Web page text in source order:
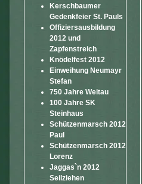
Kerschbaumer
Gedenkfeier St. Pauls
Offiziersausbildung
2012 und
Zapfenstreich
Knödelfest 2012
Einweihung Neumayr
Stefan
750 Jahre Weitau
100 Jahre SK
Steinhaus
Schützenmarsch 2012
Paul
Schützenmarsch 2012
Lorenz
Jaggas`n 2012
Seilziehen